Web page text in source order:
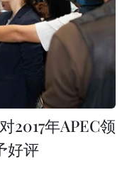
2017年APEC领
好评